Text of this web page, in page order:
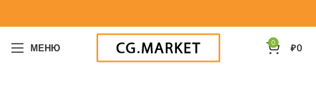
МЕНЮ 0 ₽0